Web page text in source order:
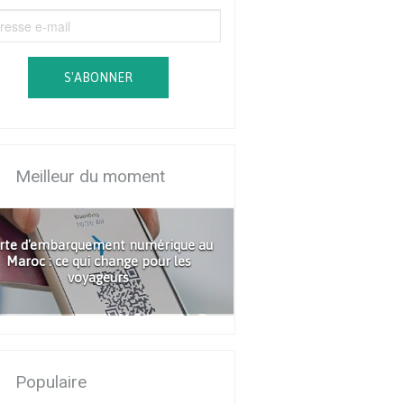
S'ABONNER
Meilleur du moment
d'embarquement numérique au
Maroc : ce qui change pour les
voyageurs
Populaire